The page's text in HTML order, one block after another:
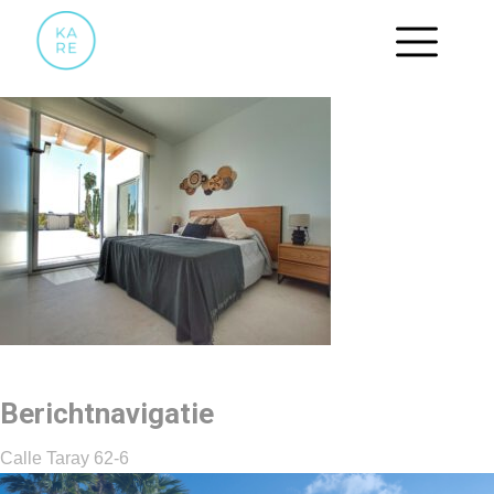
SLAAPKAMER.3
Berichtnavigatie
Calle Taray 62-6